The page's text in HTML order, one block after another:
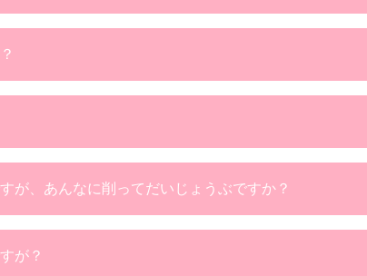
が、あんなに削ってだいじょうぶですか？
が？